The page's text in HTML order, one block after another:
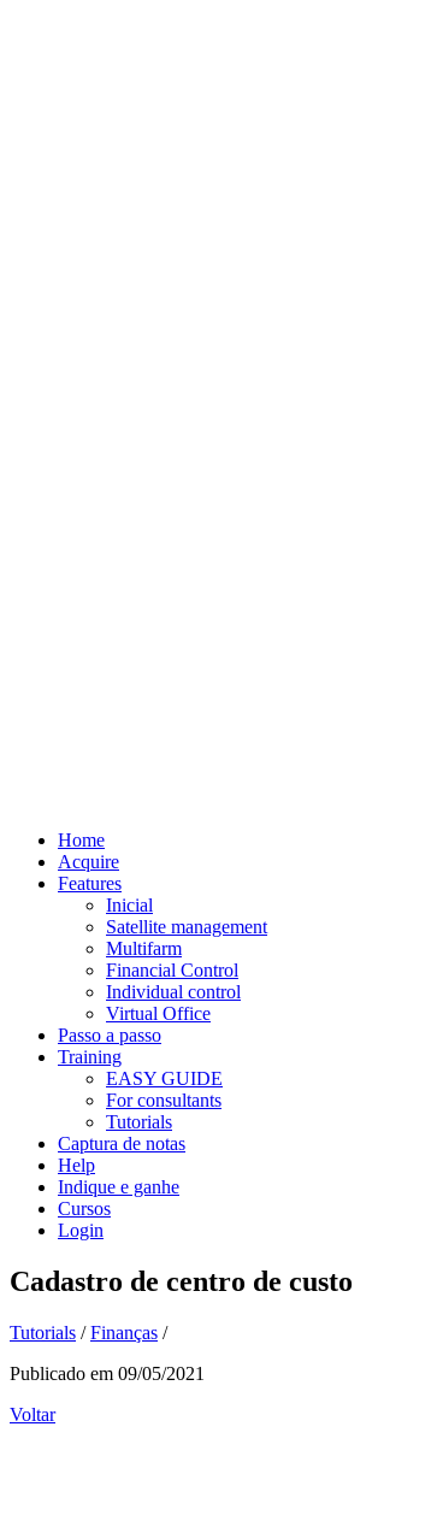
Home
Acquire
Features
Inicial
Satellite management
Multifarm
Financial Control
Individual control
Virtual Office
Passo a passo
Training
EASY GUIDE
For consultants
Tutorials
Captura de notas
Help
Indique e ganhe
Cursos
Login
Cadastro de centro de custo
Tutorials / Finanças /
Publicado em 09/05/2021
Voltar